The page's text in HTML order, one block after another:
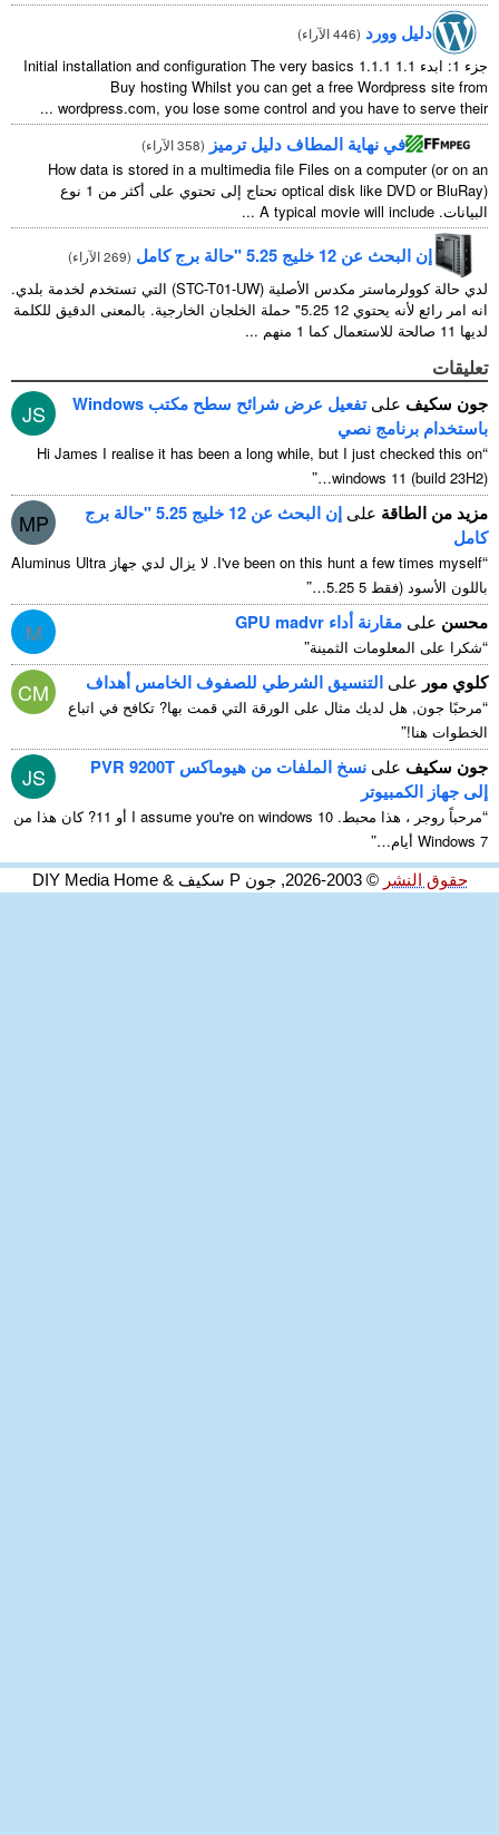
دليل وورد (446 الآراء )
جزء 1: ابدء 1.1 Initial installation and configuration The very basics 1.1.1
Buy hosting Whilst you can get a free Wordpress site from
wordpress.com, you lose some control and you have to serve their
...
في نهاية المطاف دليل ترميز (358 الآراء )
How data is stored in a multimedia file Files on a computer(or on an
optical disk like DVD or BluRay
) تحتاج إلى تحتوي على أكثر من 1 نوع
البيانات. A typical movie will include
...
إن البحث عن 12 خليج 5.25 "حالة برج كامل (269 الآراء )
لدي حالة كوولرماستر مكدس الأصلية (STC-T01-UW) التي تستخدم لخدمة بلدي.
انه امر رائع لأنه يحتوي 12 5.25" حملة الخلجان الخارجية. بالمعنى الدقيق للكلمة
لديها 11 صالحة للاستعمال كما 1 منهم ...
تعليقات
JS جون سكيف على
تفعيل عرض شرائح سطح مكتب Windows
باستخدام برنامج نصي
“
Hi James I realise it has been a long while, but I just checked this on
windows 11 (build 23H2)…
”
MP مزيد من الطاقة على
إن البحث عن 12 خليج 5.25 "حالة برج
كامل
“
I've been on this hunt a few times myself
. لا يزال لدي جهاز Aluminus Ultra
باللون الأسود (فقط 5 5.25…
”
M محسن على مقارنة أداء GPU madvr
“شكرا على المعلومات الثمينة”
CM كلوي مور على التنسيق الشرطي للصفوف الخامس أهداف
“مرحبًا جون, هل لديك مثال على الورقة التي قمت بها? تكافح في اتباع
الخطوات هنا!”
JS جون سكيف على
نسخ الملفات من هيوماكس PVR 9200T
إلى جهاز الكمبيوتر
“مرحباً روجر ، هذا محبط. I assume you're on windows
10 أو 11? كان هذا من
Windows 7 أيام…
”
حقوق النشر © 2003-2026, جون P سكيف & DIY Media Home